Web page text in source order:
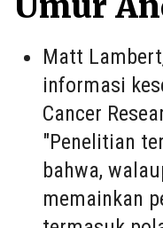
Matt
informasi
Cancer
"Penelitian
bahwa,
memainkan